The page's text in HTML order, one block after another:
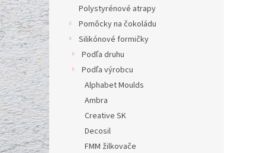
Polystyrénové atrapy
Pomôcky na čokoládu
Silikónové formičky
Podľa druhu
Podľa výrobcu
Alphabet Moulds
Ambra
Creative SK
Decosil
FMM žilkovače